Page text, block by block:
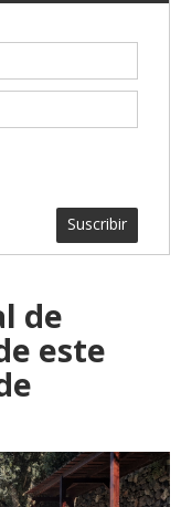
Suscribir
de
este